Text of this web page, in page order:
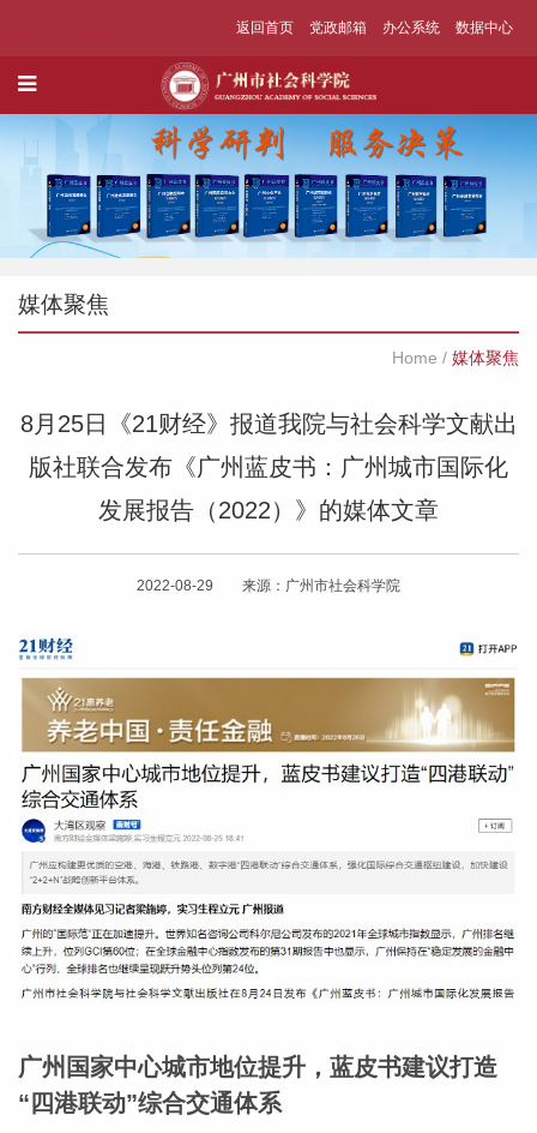
返回首页 党政邮箱 办公系统 数据中心
媒体聚焦
Home / 媒体聚焦
8月25日《21财经》报道我院与社会科学文献出
版社联合发布《广州蓝皮书：广州城市国际化
发展报告（2022）》的媒体文章
2022-08-29 来源：广州市社会科学院
广州国家中心城市地位提升，蓝皮书建议打造
“四港联动”综合交通体系